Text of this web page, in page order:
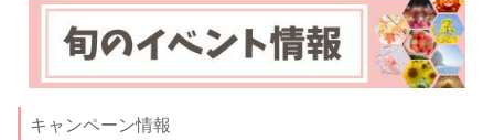
キャンペーン情報